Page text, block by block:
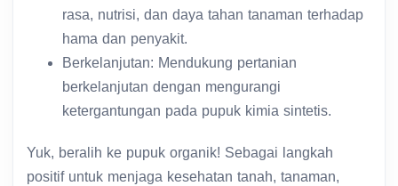
rasa, nutrisi, dan daya tahan tanaman terhadap
hama dan penyakit.
Berkelanjutan: Mendukung pertanian
berkelanjutan dengan mengurangi
ketergantungan pada pupuk kimia sintetis.
Yuk, beralih ke pupuk organik! Sebagai langkah
positif untuk menjaga kesehatan tanah, tanaman,